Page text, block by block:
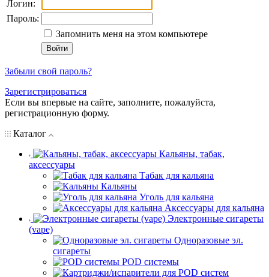
Логин:
Пароль:
Запомнить меня на этом компьютере
Забыли свой пароль?
Зарегистрироваться
Если вы впервые на сайте, заполните, пожалуйста,
регистрационную форму.
Каталог
Кальяны, табак,
аксессуары
Табак для кальяна
Кальяны
Уголь для кальяна
Аксессуары для кальяна
Электронные сигареты
(vape)
Одноразовые эл.
сигареты
POD системы